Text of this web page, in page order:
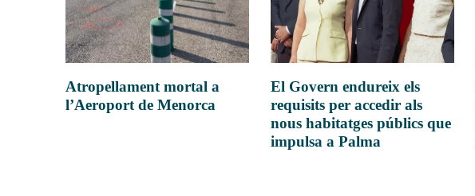
Atropellament mortal a
l’Aeroport de Menorca
El Govern endureix els
requisits per accedir als
nous habitatges públics que
impulsa a Palma